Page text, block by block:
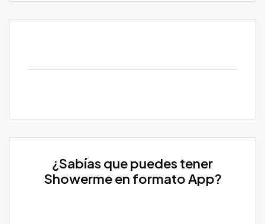
¿Sabías que puedes tener
Showerme en formato App?